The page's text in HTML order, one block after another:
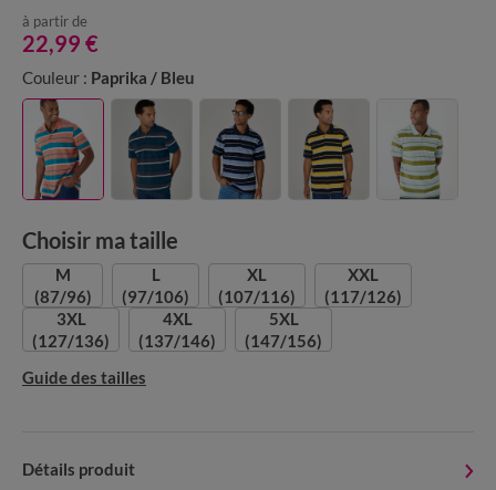
à partir de
22,99 €
Couleur : Paprika / Bleu
Choisir ma taille
M
(87/96)
L
(97/106)
XL
(107/116)
XXL
(117/126)
3XL
(127/136)
4XL
(137/146)
5XL
(147/156)
Guide des tailles
Détails produit